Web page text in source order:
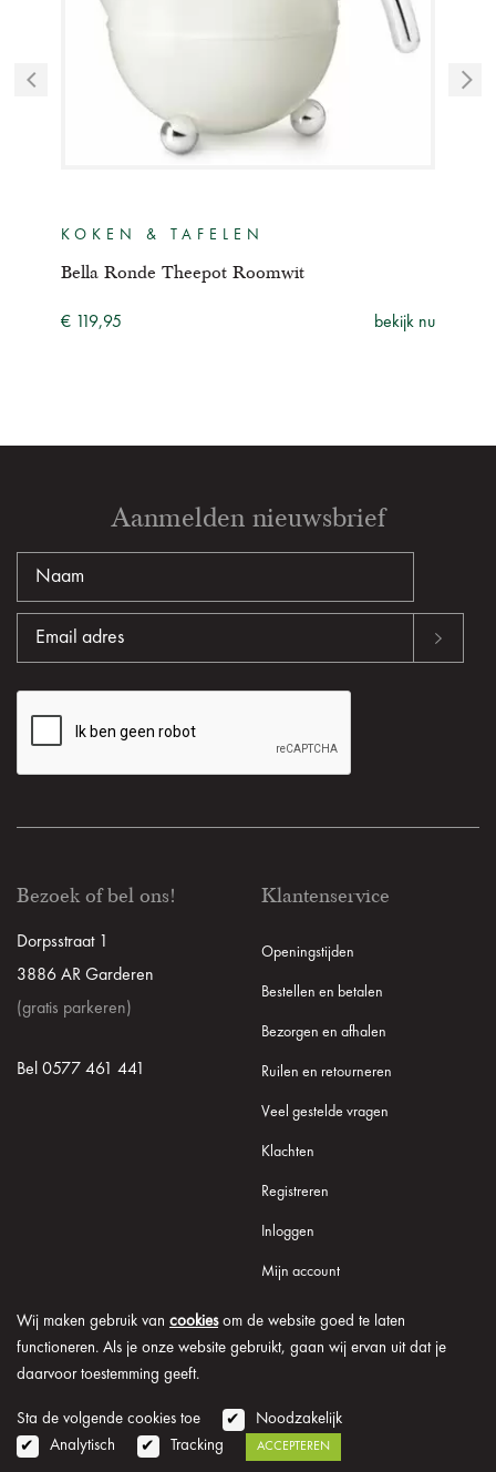
Wij maken gebruik van cookiesom de website goed te laten
functioneren. Als je onze website gebruikt, gaan wij ervan uit dat je
daarvoor toestemming geeft.
Sta de volgende cookies toe
Noodzakelijk
Analytisch
Tracking ACCEPTEREN
KOKEN & TAFELEN
Bella Ronde Theepot Roomwit
€ 119,95 bekijk nu
Aanmelden nieuwsbrief
Bezoek of bel ons!
Dorpsstraat 1
3886 AR Garderen
(gratis parkeren)
Bel 0577 461 441
Klantenservice
Openingstijden
Bestellen en betalen
Bezorgen en afhalen
Ruilen en retourneren
Veel gestelde vragen
Klachten
Registreren
Inloggen
Mijn account
© 2026 Onder de Lindeboom